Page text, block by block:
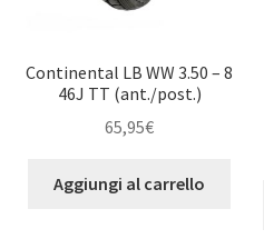
Continental LB WW 3.50 – 8
46J TT (ant./post.)
65,95€
Aggiungi al carrello